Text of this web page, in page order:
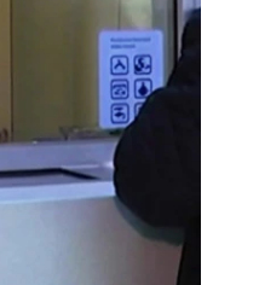
available